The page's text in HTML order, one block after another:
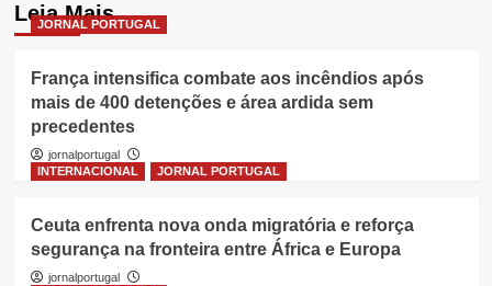
Leia Mais
JORNAL PORTUGAL
França intensifica combate aos incêndios após
mais de 400 detenções e área ardida sem
precedentes
jornalportugal
INTERNACIONAL
JORNAL PORTUGAL
Ceuta enfrenta nova onda migratória e reforça
segurança na fronteira entre África e Europa
jornalportugal